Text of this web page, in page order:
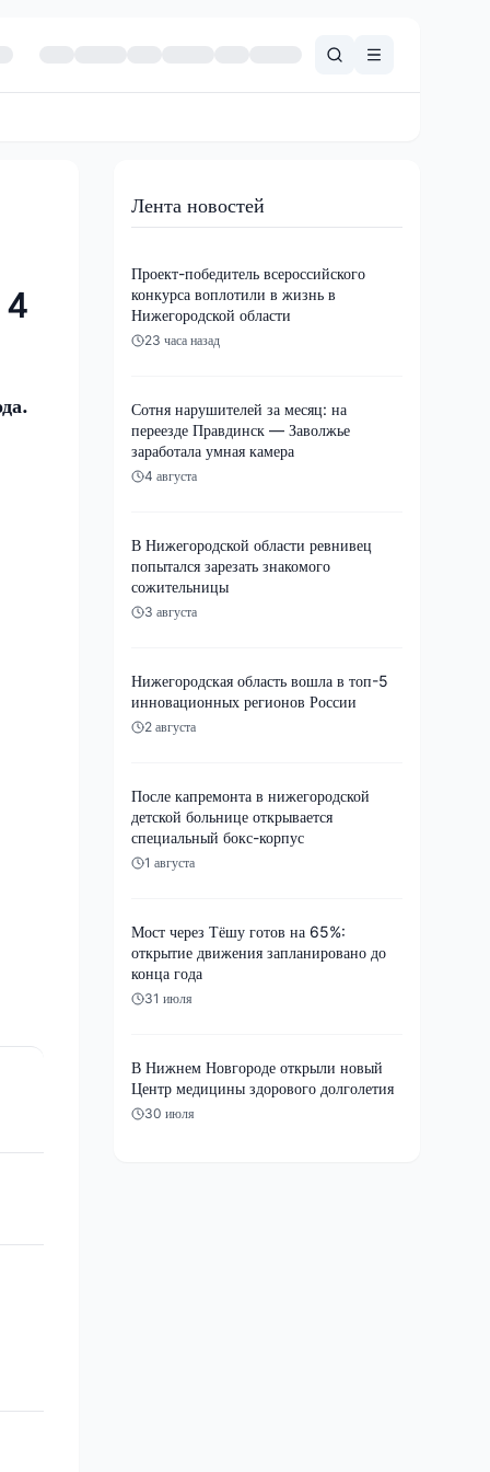
4
Лента новостей
Проект-победитель всероссийского
конкурса воплотили в жизнь в
Нижегородской области
23 часа назад
Сотня нарушителей за месяц: на
переезде Правдинск — Заволжье
заработала умная камера
4 августа
В Нижегородской области ревнивец
попытался зарезать знакомого
сожительницы
3 августа
Нижегородская область вошла в топ-5
инновационных регионов России
2 августа
После капремонта в нижегородской
детской больнице открывается
специальный бокс-корпус
1 августа
Мост через Тёшу готов на 65%:
открытие движения запланировано до
конца года
31 июля
В Нижнем Новгороде открыли новый
Центр медицины здорового долголетия
30 июля